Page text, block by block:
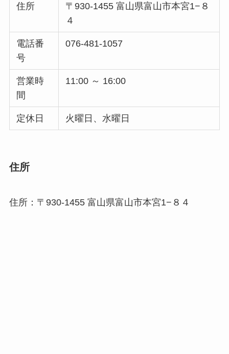
住所
〒930-1455 富山県富山市本宮1−８
４
電話番
号
076-481-1057
営業時
間
11:00 ～ 16:00
定休日 火曜日、水曜日
住所
住所：〒930-1455 富山県富山市本宮1−８４